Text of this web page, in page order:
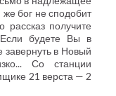
бог не сподобит
рассказ получите
будете Вы в
в Новый
Со станции
21 верста — 2